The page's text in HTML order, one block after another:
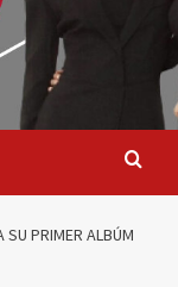
SU PRIMER ALBÚM